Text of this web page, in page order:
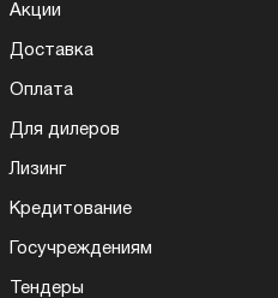
Акции
Доставка
Оплата
Для дилеров
Лизинг
Кредитование
Госучреждениям
Тендеры